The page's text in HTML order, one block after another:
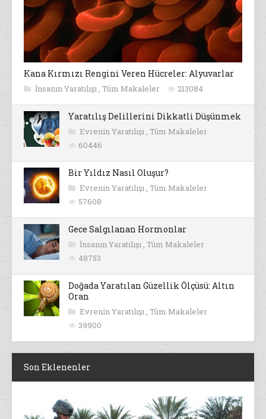
Kana Kırmızı Rengini Veren Hücreler: Alyuvarlar
İnsanın Yaratılışı , Tüm Makaleler 213084
Yaratılış Delillerini Dikkatli Düşünmek
Evrenin Yaratılışı , Tüm Makaleler
60446
Bir Yıldız Nasıl Oluşur?
Evrenin Yaratılışı , Tüm Makaleler
57608
Gece Salgılanan Hormonlar
İnsanın Yaratılışı , Tüm Makaleler
48753
Doğada Yaratılan Güzellik Ölçüsü: Altın
Oran
Evrenin Yaratılışı , Tüm Makaleler
39900
Son Eklenenler